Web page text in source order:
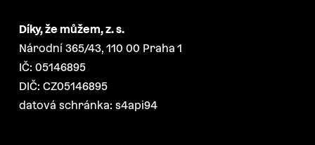
Díky, že můžem, z. s.
Národní 365/43, 110 00 Praha 1
IČ: 05146895
DIČ: CZ05146895
datová schránka: s4api94